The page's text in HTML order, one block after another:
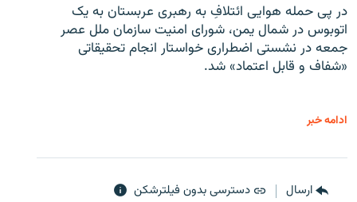
در پی حمله هوایی ائتلافِ به رهبری عربستان به یک
اتوبوس در شمال یمن، شورای امنیت سازمان ملل عصر
جمعه در نشستی اضطراری خواستار انجام تحقیقاتی
«شفاف و قابل اعتماد» شد.
ادامه خبر
ارسال دسترسی بدون فیلترشکن